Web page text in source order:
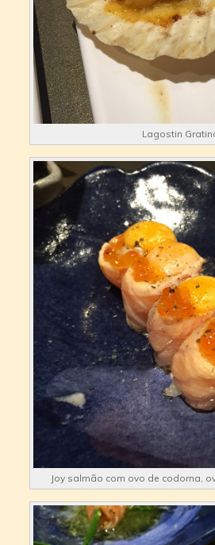
Lagostin
Joy salmão com ovo de codorna,